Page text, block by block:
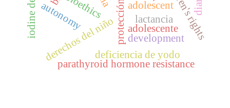
derechos del niño adolescente
autonomy adolescent
parathyroid hormone resistance
deficiencia de yodo
lactancia
development